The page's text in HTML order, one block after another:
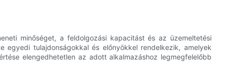
minőséget, a feldolgozási kapacitást és az üzemeltetési
tulajdonságokkal és előnyökkel rendelkezik, amelyek
elengedhetetlen az adott alkalmazáshoz legmegfelelőbb